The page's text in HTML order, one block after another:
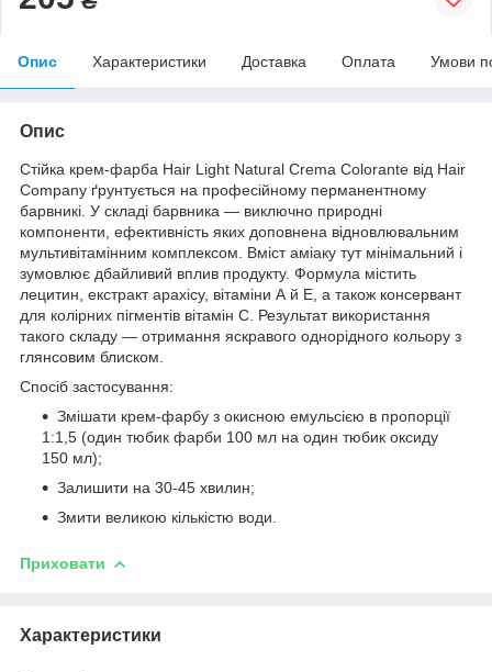
Опис Характеристики Доставка Оплата Умови
Опис
Стійка крем-фарба Hair Light Natural Crema Colorante від Hair
Company ґрунтується на професійному перманентному
барвникі. У складі барвника — виключно природні
компоненти, ефективність яких доповнена відновлювальним
мультивітамінним комплексом. Вміст аміаку тут мінімальний і
зумовлює дбайливий вплив продукту. Формула містить
лецитин, екстракт арахісу, вітаміни А й Е, а також консервант
для колірних пігментів вітамін С. Результат використання
такого складу — отримання яскравого однорідного кольору з
глянсовим блиском.
Спосіб застосування:
Змішати крем-фарбу з окисною емульсією в пропорції
1:1,5 (один тюбик фарби 100 мл на один тюбик оксиду
150 мл);
Залишити на 30-45 хвилин;
Змити великою кількістю води.
Приховати
Характеристики